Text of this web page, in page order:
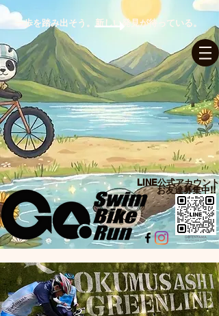
ログイン
一歩を踏み出そう。新しい発見が待っている。
LINE公式アカウント​
お友達募集中!!